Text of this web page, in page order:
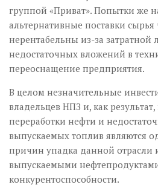
группой «Приват». Попытки же
альтернативные поставки
нерентабельны из-за затратной
недостаточных вложений в
переоснащение предприятия.
В целом незначительные
владельцев НПЗ и, как
переработки нефти и
выпускаемых топлив являются
причин упадка данной отрасли
выпускаемыми
конкурентоспособности.